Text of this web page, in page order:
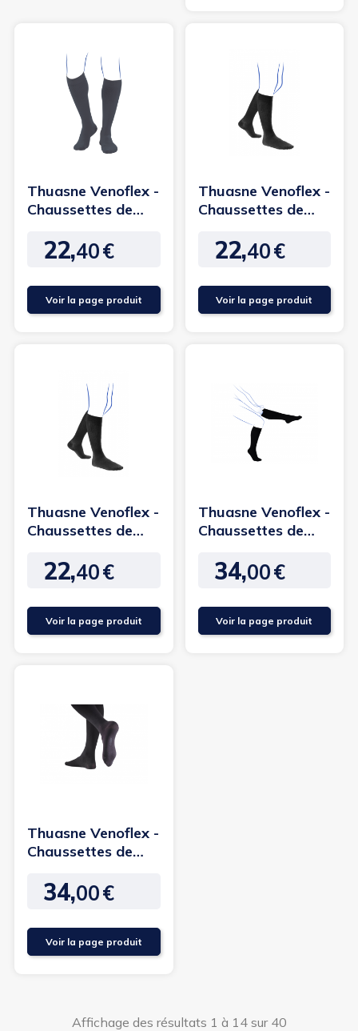
Thuasne Venoflex -
Chaussettes de
Elégance...
Prix
22,40€
Voir la page produit
Thuasne Venoflex -
Chaussettes de
Elégance...
Prix
22,40€
Voir la page produit
Thuasne Venoflex -
Chaussettes de
Elégance...
Prix
22,40€
Voir la page produit
Thuasne Venoflex -
Chaussettes de
Coton...
Prix
34,00€
Voir la page produit
Thuasne Venoflex -
Chaussettes de
Coton...
Prix
34,00€
Voir la page produit
Affichage des résultats 1 à 14 sur 40